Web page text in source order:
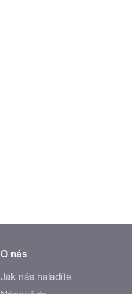
O nás
Jak nás naladíte